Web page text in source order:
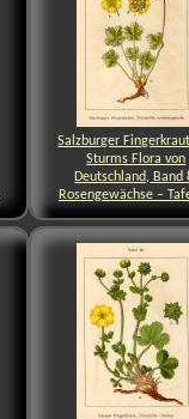
Salzburger
Sturms Flora von
Deutschland, Band
Rosengewächse –